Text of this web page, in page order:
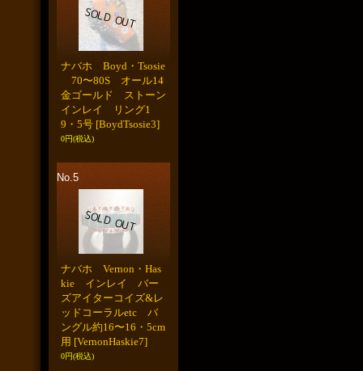
ナバホ Boyd・Tsosie
70〜80S オール14
金ゴールド ストーン
インレイ リング1
9・5号 [BoydTsosie3]
0円(税込)
No.5
ナバホ Vernon・Has
kie インレイ バー
ズアイターコイズ&レ
ッドコーラルetc バ
ングル約16〜16・5cm
用 [VernonHaskie7]
0円(税込)